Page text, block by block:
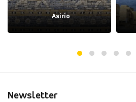
Asirio
Newsletter